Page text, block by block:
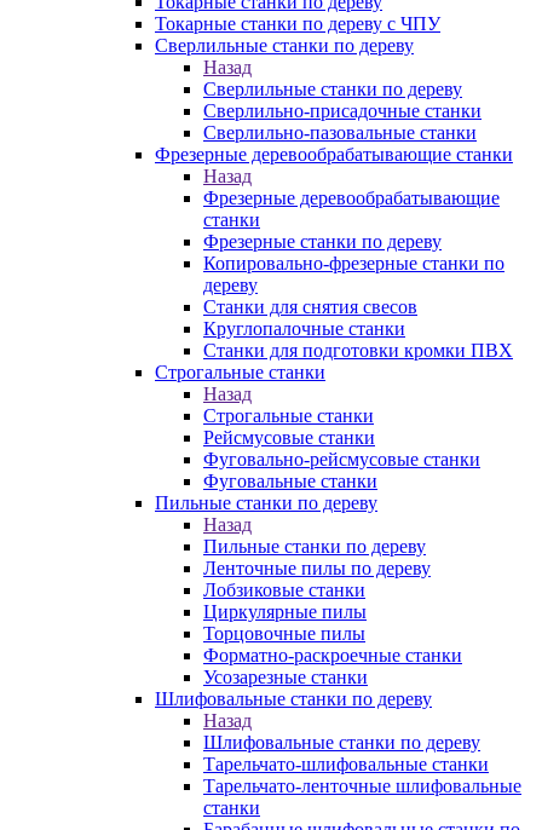
Токарные станки по дереву с ЧПУ
Сверлильные станки по дереву
Назад
Сверлильные станки по дереву
Сверлильно-присадочные станки
Сверлильно-пазовальные станки
Фрезерные деревообрабатывающие станки
Назад
Фрезерные деревообрабатывающие
станки
Фрезерные станки по дереву
Копировально-фрезерные станки по
дереву
Станки для снятия свесов
Круглопалочные станки
Станки для подготовки кромки ПВХ
Строгальные станки
Назад
Строгальные станки
Рейсмусовые станки
Фуговально-рейсмусовые станки
Фуговальные станки
Пильные станки по дереву
Назад
Пильные станки по дереву
Ленточные пилы по дереву
Лобзиковые станки
Циркулярные пилы
Торцовочные пилы
Форматно-раскроечные станки
Усозарезные станки
Шлифовальные станки по дереву
Назад
Шлифовальные станки по дереву
Тарельчато-шлифовальные станки
Тарельчато-ленточные шлифовальные
станки